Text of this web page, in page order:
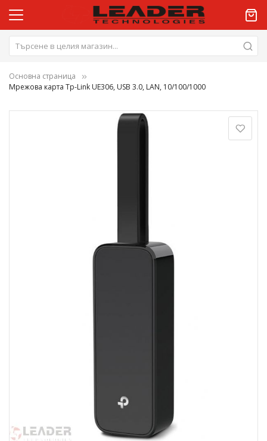
Основна страница
Мрежова карта Tp-Link UE306, USB 3.0, LAN, 10/100/1000